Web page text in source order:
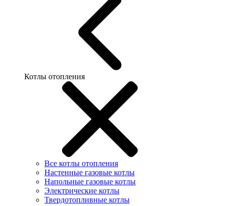
Котлы отопления
Все котлы отопления
Настенные газовые котлы
Напольные газовые котлы
Электрические котлы
Твердотопливные котлы